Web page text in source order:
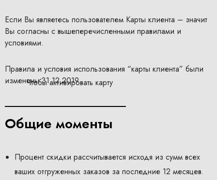
Если Вы являетесь пользователем Карты клиента – значит
Вы согласны с вышеперечисленными правилами и
условиями.
Правила и условия использования “карты клиента” были
изменены 31.12.2019
Чтобы активировать карту
Общие моменты
Процент скидки рассчитывается исходя из сумм всех
ваших отгруженных заказов за последние 12 месяцев.